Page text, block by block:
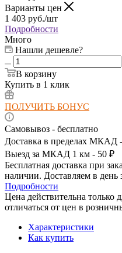
Варианты цен
1 403 руб./шт
Подробности
Много
Нашли дешевле?
В корзину
Купить в 1 клик
ПОЛУЧИТЬ БОНУС
Самовывоз - бесплатно
Доставка в пределах МКАД
Выезд за МКАД 1 км - 50 ₽
Бесплатная доставка при
наличии. Доставляем в день
Подробности
Цена действительна только
отличаться от цен в
Характеристики
Как купить